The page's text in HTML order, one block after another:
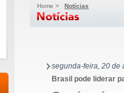
Home > Notícias
segunda-feira, 20 de
Brasil pode liderar